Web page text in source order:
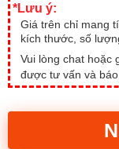
*Lưu ý:
Giá trên chỉ mang
kích thước, số
Vui lòng chat hoặc
được tư vấn và